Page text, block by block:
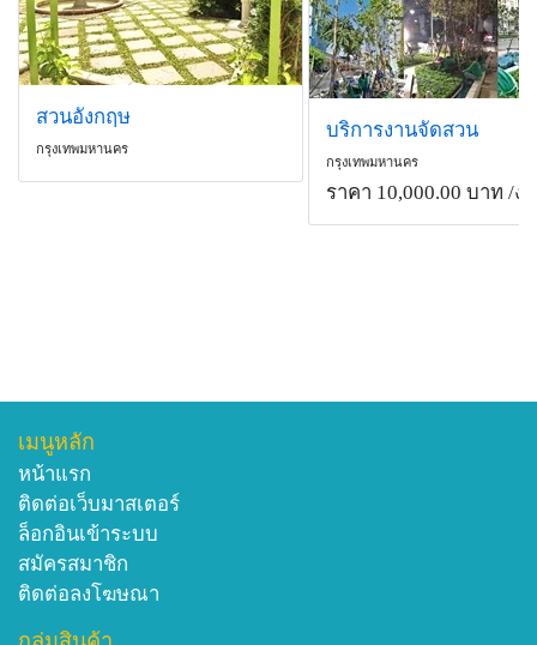
สวนอังกฤษ
กรุงเทพมหานคร
บริการงานจัดสวน
กรุงเทพมหานคร
ราคา 10,000.00 บาท /ง
เมนูหลัก
หน้าแรก
ติดต่อเว็บมาสเตอร์
ล็อกอินเข้าระบบ
สมัครสมาชิก
ติดต่อลงโฆษณา